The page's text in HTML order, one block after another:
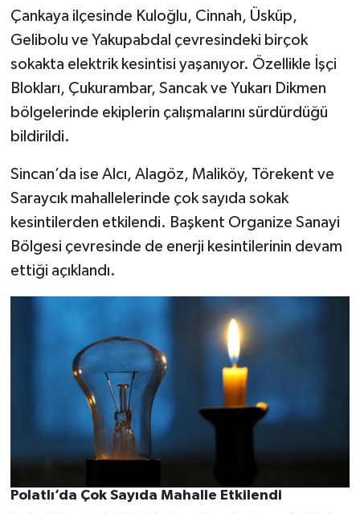
Çankaya ilçesinde Kuloğlu, Cinnah, Üsküp,
Gelibolu ve Yakupabdal çevresindeki birçok
sokakta elektrik kesintisi yaşanıyor. Özellikle İşçi
Blokları, Çukurambar, Sancak ve Yukarı Dikmen
bölgelerinde ekiplerin çalışmalarını sürdürdüğü
bildirildi.
Sincan’da ise Alcı, Alagöz, Maliköy, Törekent ve
Saraycık mahallelerinde çok sayıda sokak
kesintilerden etkilendi. Başkent Organize Sanayi
Bölgesi çevresinde de enerji kesintilerinin devam
ettiği açıklandı.
Polatlı’da Çok Sayıda Mahalle Etkilendi